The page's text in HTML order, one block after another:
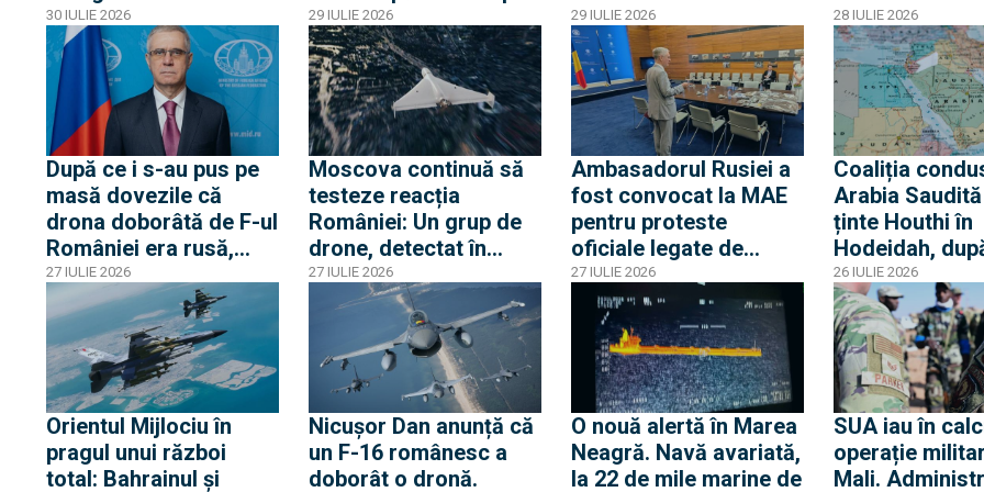
din Egipt activează
alerta la Casa Albă
30 IULIE 2026
dronă RQ-4D și două
avioane RC-135 și
Artemis II au survolat
Marea Neagră
29 IULIE 2026
fără precedent al
Dunării
29 IULIE 2026 28 IULIE 2026
După ce i s-au pus pe
masă dovezile că
drona doborâtă de F-ul
României era rusă,
ambasadorul rus a
„avertizat” România de
pericolul unei
confruntări cu Rusia și
acuză o „înscenare
propagandistă”
27 IULIE 2026
Moscova continuă să
testeze reacția
României: Un grup de
drone, detectat în
proximitatea frontierei
fluviale cu Ucraina
27 IULIE 2026
Ambasadorul Rusiei a
fost convocat la MAE
pentru proteste
oficiale legate de
incursiunile cu drone.
Ambasadorul român la
Moscova, chemat
acasă pentru
consultări
27 IULIE 2026
Coaliția
Arabia
ținte Houthi în
Hodeidah,
atacurile asupra
petrolierelor
amenințarea
blocada Mării
26 IULIE 2026
Orientul Mijlociu în
pragul unui război
total: Bahrainul și
Nicușor Dan anunță că
un F-16 românesc a
doborât o dronă.
O nouă alertă în Marea
Neagră. Navă avariată,
la 22 de mile marine de
SUA iau în
operație
Mali.